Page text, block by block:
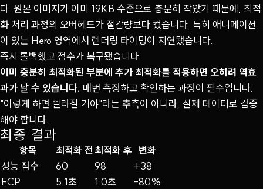
다. 원본 이미지가 이미 19KB 수준으로 충분히 작았기 때문에, 최적
화 처리 과정의 오버헤드가 절감량보다 컸습니다. 특히 애니메이션
이 있는 Hero 영역에서 렌더링 타이밍이 지연됐습니다.
즉시 롤백했고 점수가 복구됐습니다.
이미 충분히 최적화된 부분에 추가 최적화를 적용하면 오히려 역효
과가 날 수 있습니다. 매번 측정하고 확인하는 과정이 필수입니다.
"이렇게 하면 빨라질 거야"라는 추측이 아니라, 실제 데이터로 검증
해야 합니다.
최종 결과
항목 최적화 전 최적화 후
변화
성능 점수
60 98
+38
FCP
5.1초 1.0초
-80%